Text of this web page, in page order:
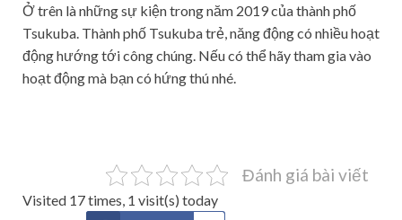
Ở trên là những sự kiện trong năm 2019 của thành phố
Tsukuba. Thành phố Tsukuba trẻ, năng động có nhiều hoạt
động hướng tới công chúng. Nếu có thể hãy tham gia vào
hoạt động mà bạn có hứng thú nhé.
Đánh giá bài viết
Visited 17 times, 1 visit(s) today